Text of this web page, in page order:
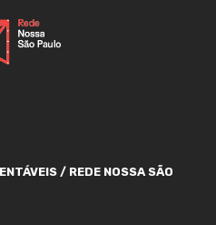
/ REDE NOSSA SÃO